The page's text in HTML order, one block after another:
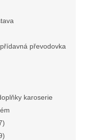
převodovka
karoserie